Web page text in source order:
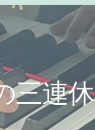
三連休